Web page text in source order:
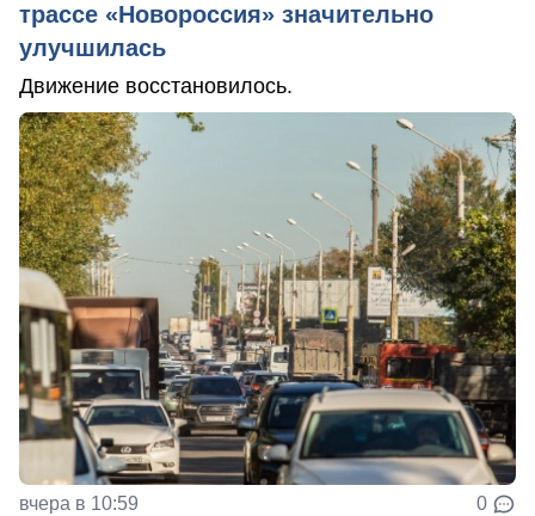
трассе «Новороссия» значительно
улучшилась
Движение восстановилось.
вчера в 10:59 0